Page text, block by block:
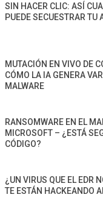
SIN HACER CLIC: ASÍ
PUEDE SECUESTRAR TU
MUTACIÓN EN VIVO DE
CÓMO LA IA GENERA
MALWARE
RANSOMWARE EN EL
MICROSOFT – ¿ESTÁ
CÓDIGO?
¿UN VIRUS QUE EL EDR
TE ESTÁN HACKEANDO